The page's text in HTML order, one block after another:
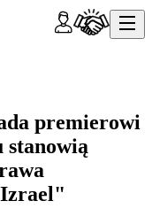
premierowi
stanowią
Izrael"